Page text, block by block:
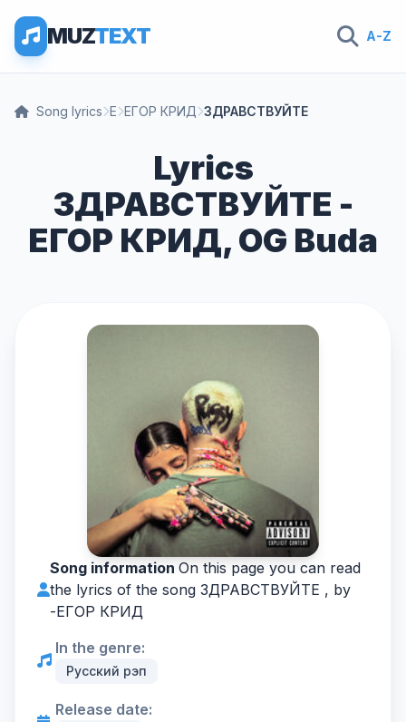
MUZTEXT A-Z
Song lyrics Е ЕГОР КРИД ЗДРАВСТВУЙТЕ
Lyrics
ЗДРАВСТВУЙТЕ -
ЕГОР КРИД, OG Buda
Song information On this page you can read
the lyrics of the song ЗДРАВСТВУЙТЕ , by
-ЕГОР КРИД
In the genre:
Русский рэп
Release date: